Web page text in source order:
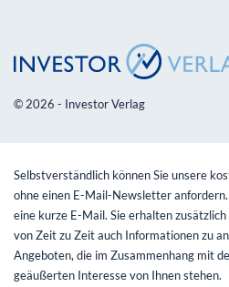
© 2026 - Investor Verlag
Selbstverständlich können Sie unsere
ohne einen E-Mail-Newsletter
eine kurze E-Mail. Sie erhalten
von Zeit zu Zeit auch Informationen zu
Angeboten, die im Zusammenhang mit
geäußerten Interesse von Ihnen stehen.